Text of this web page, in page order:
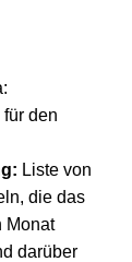
den
Liste von
die das
Monat
darüber